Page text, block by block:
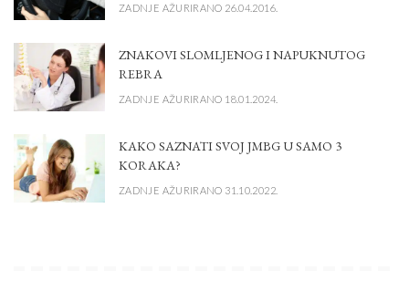
ZADNJE AŽURIRANO 26.04.2016.
ZNAKOVI SLOMLJENOG I NAPUKNUTOG
REBRA
ZADNJE AŽURIRANO 18.01.2024.
KAKO SAZNATI SVOJ JMBG U SAMO 3
KORAKA?
ZADNJE AŽURIRANO 31.10.2022.